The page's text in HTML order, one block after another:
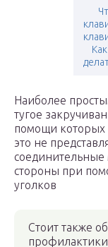
Наиболее
тугое
помощи которых
это не
соединительные
стороны при
уголков
Стоит также